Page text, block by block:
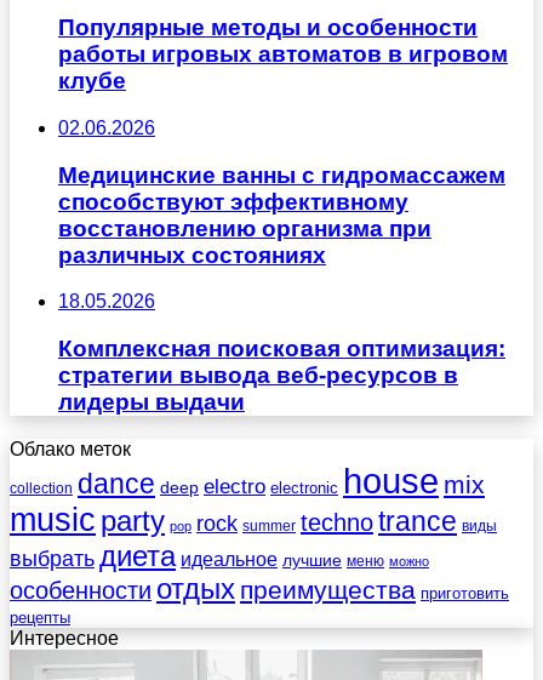
Популярные методы и особенности
работы игровых автоматов в игровом
клубе
02.06.2026
Медицинские ванны с гидромассажем
способствуют эффективному
восстановлению организма при
различных состояниях
18.05.2026
Комплексная поисковая оптимизация:
стратегии вывода веб-ресурсов в
лидеры выдачи
Облако меток
collection dance deep electro electronic house mix
music party pop rock summer technotrance виды
выбратьдиета идеальное лучшие меню можно
особенности отдых преимущества приготовить
рецепты
Интересное